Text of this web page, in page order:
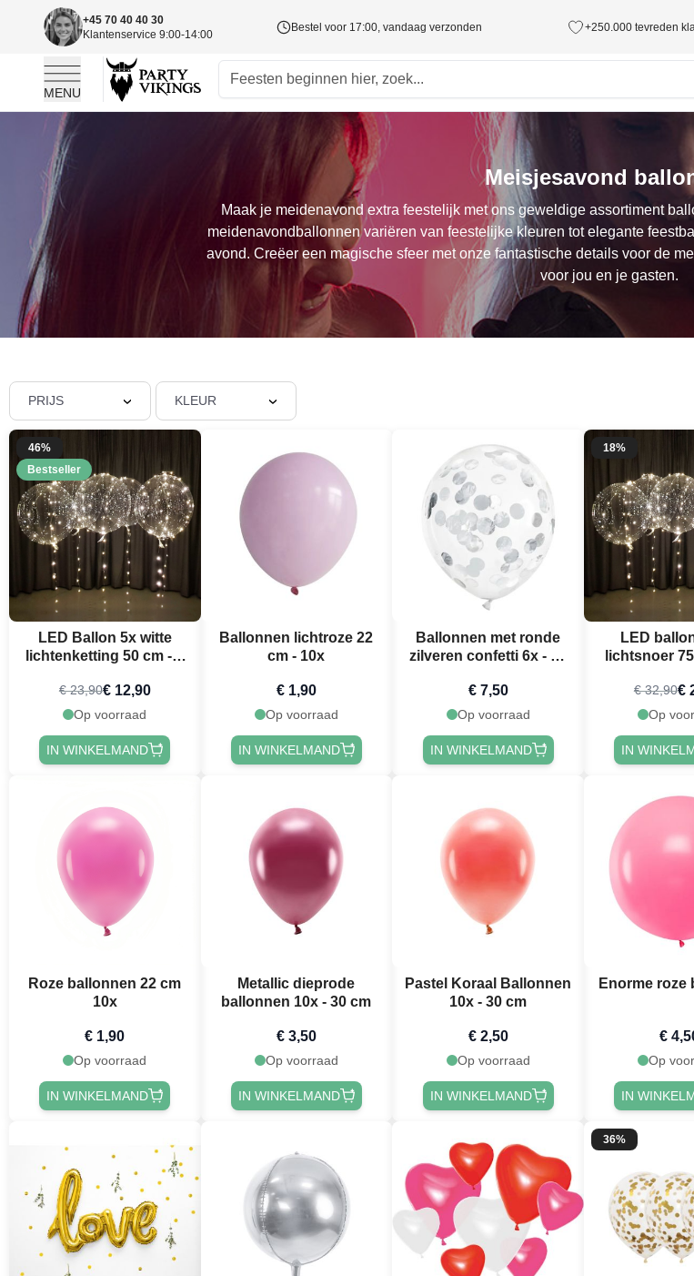
+45 70 40 40 30
Klantenservice 9:00-14:00
Bestel voor 17:00, vandaag verzonden +250.000 tevreden
MENU
Ga naar de inhoud
Meisjesavond
Maak je meidenavond extra feestelijk met ons geweldige assortiment
meidenavondballonnen variëren van feestelijke kleuren tot elegante
avond. Creëer een magische sfeer met onze fantastische details voor de
voor jou en je gasten.
PRIJS KLEUR
46%
Bestseller
LED Ballon 5x witte
lichtenketting 50 cm - 3
€ 23,90€ 12,90
Op voorraad
IN WINKELMAND
Ballonnen lichtroze 22
cm - 10x
€ 1,90
Op voorraad
IN WINKELMAND
Ballonnen met ronde
zilveren confetti 6x - 30
€ 7,50
Op voorraad
IN WINKELMAND
18%
LED
lichtsnoer
€ 32,90€
Op
IN
Roze ballonnen 22 cm
10x
€ 1,90
Op voorraad
IN WINKELMAND
Metallic dieprode
ballonnen 10x - 30 cm
€ 3,50
Op voorraad
IN WINKELMAND
Pastel Koraal Ballonnen
10x - 30 cm
€ 2,50
Op voorraad
IN WINKELMAND
Enorme roze
€
Op
IN
36%